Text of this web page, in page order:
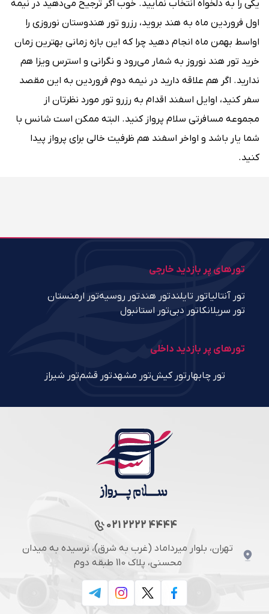
یکی را به دلخواه انتخاب نمایید. خوب اگر ترجیح می‌دهید در نیمه‌
اول فروردین ماه به هند بروید، رزرو تور هندوستان نوروزی را
اواسط بهمن ماه انجام دهید چرا که این بازه زمانی بهترین زمان
خرید تور هند نوروز به شمار می‌رود و نگرانی و استرس ویزا هم
ندارید. اگر هم علاقه دارید در نیمه‌ دوم فروردین به این مقصد
سفر کنید، اوایل اسفند اقدام به رزرو تور مورد نظرتان از
مجموعه مسافرتی سلام پرواز کنید. البته ممکن است شانس با
شما یار باشد و اواخر اسفند هم ظرفیت خالی برای پرواز پیدا
کنید.
تورهای پر بازدید خارجی
تور آنتالیاتور تایلندتور هندتور روسیهتور ارمنستان
تور سریلانکاتور دبیتور استانبول
تورهای پر بازدید داخلی
تور چابهار تور کیشتور مشهدتور قشمتور شیراز
021 2222 4444
تهران، بلوار میرداماد (غرب به شرق)، نرسیده به میدان
محسنی، پلاک 110 طبقه دوم